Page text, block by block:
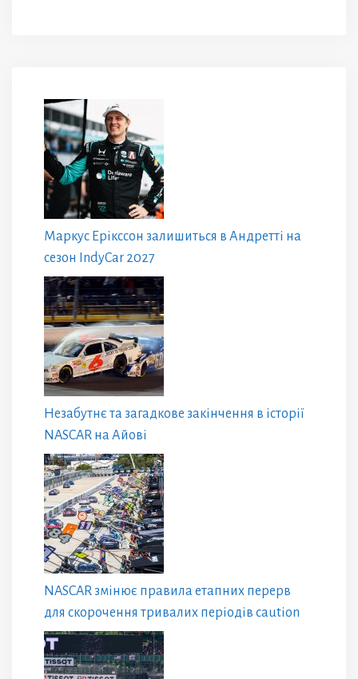
Маркус Ерікссон залишиться в Андретті на
сезон IndyCar 2027
Незабутнє та загадкове закінчення в історії
NASCAR на Айові
NASCAR змінює правила етапних перерв
для скорочення тривалих періодів caution